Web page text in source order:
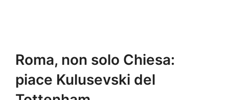
Roma, non solo Chiesa:
piace Kulusevski del